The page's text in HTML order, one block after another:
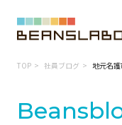
TOP 社員ブログ 地元名